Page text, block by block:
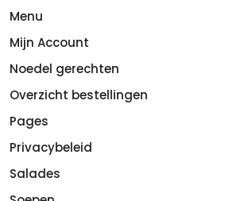
Menu
Mijn Account
Noedel gerechten
Overzicht bestellingen
Pages
Privacybeleid
Salades